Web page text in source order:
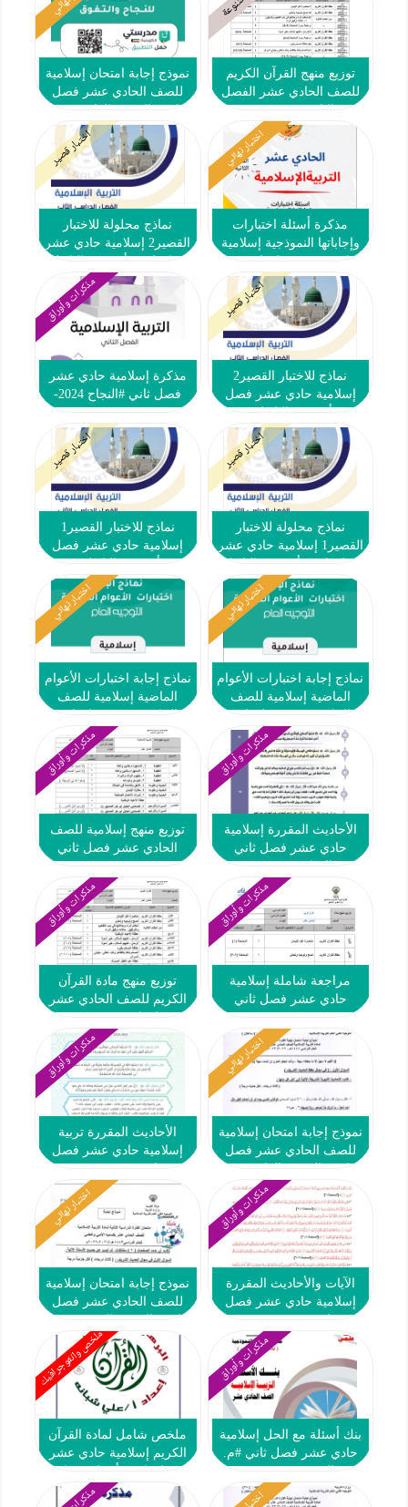
توزيع منهج القرآن الكريم
للصف الحادي عشر الفصل
نموذج إجابة امتحان إسلامية
للصف الحادي عشر فصل
2025
اختبار نهائي
مذكرة أسئلة اختبارات
وإجاباتها النموذجية إسلامية
سلمان الفارسي 2024-2025
اختبار قصير
نماذج محلولة للاختبار
القصير2 إسلامية حادي عشر
2024-2025
اختبار قصير
نماذج للاختبار القصير2
إسلامية حادي عشر فصل
2025
مذكرات وأوراق
مذكرة إسلامية حادي عشر
فصل ثاني #النجاح 2024-
اختبار قصير
نماذج محلولة للاختبار
القصير1 إسلامية حادي عشر
2024-2025
اختبار قصير
نماذج للاختبار القصير1
إسلامية حادي عشر فصل
2025
اختبار نهائي
نماذج إجابة اختبارات الأعوام
الماضية إسلامية للصف
#التوجيه العام
اختبار نهائي
نماذج إجابة اختبارات الأعوام
الماضية إسلامية للصف
#التوجيه العام
مذكرات وأوراق
الأحاديث المقررة إسلامية
حادي عشر فصل ثاني
مذكرات وأوراق
توزيع منهج إسلامية للصف
الحادي عشر فصل ثاني
مذكرات وأوراق
مراجعة شاملة إسلامية
حادي عشر فصل ثاني
مذكرات وأوراق
توزيع منهج مادة القرآن
الكريم للصف الحادي عشر
اختبار نهائي
نموذج إجابة امتحان إسلامية
للصف الحادي عشر فصل
2023
مذكرات وأوراق
الأحاديث المقررة تربية
إسلامية حادي عشر فصل
مذكرات وأوراق
الآيات والأحاديث المقررة
إسلامية حادي عشر فصل
اختبار نهائي
نموذج إجابة امتحان إسلامية
للصف الحادي عشر فصل
2022
مذكرات وأوراق
بنك أسئلة مع الحل إسلامية
حادي عشر فصل ثاني #م.
ملخص وانفوجرافيك
ملخص شامل لمادة القرآن
الكريم إسلامية حادي عشر
2024-2025